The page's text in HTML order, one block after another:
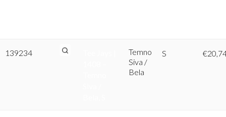
139234
Temno
Siva /
Bela
S €